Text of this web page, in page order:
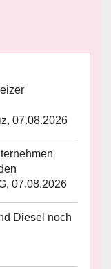
07.08.2026
07.08.2026
Diesel noch